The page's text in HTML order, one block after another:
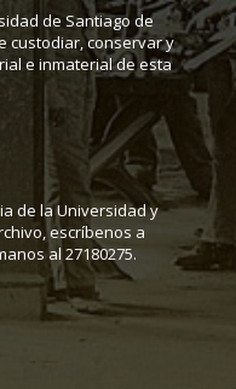
de Santiago de
custodiar, conservar y
e inmaterial de esta
de la Universidad y
escríbenos a
al 27180275.